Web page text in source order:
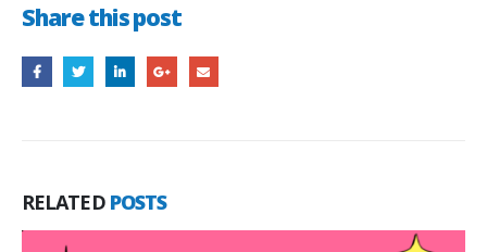
Share this post
RELATED POSTS